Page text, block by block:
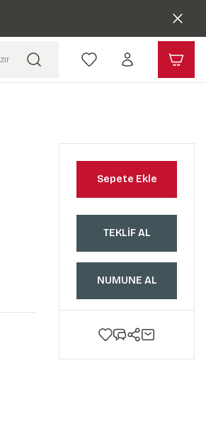
Sepete Ekle
TEKLİF AL
NUMUNE AL